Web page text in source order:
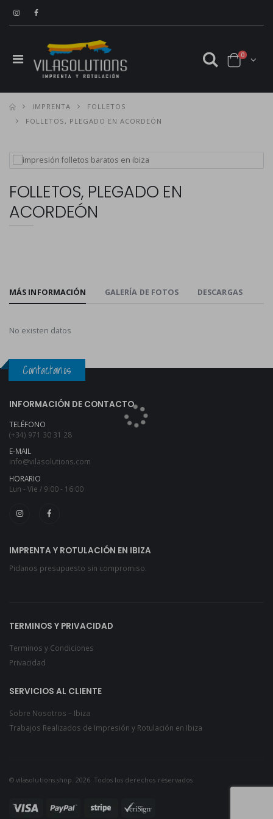
0
IMPRENTA
FOLLETOS
FOLLETOS, PLEGADO EN ACORDEÓN
FOLLETOS, PLEGADO EN
ACORDEÓN
MÁS INFORMACIÓN GALERÍA DE FOTOS DESCARGAS
No existen datos
Contactanos
INFORMACIÓN DE CONTACTO
TELÉFONO
(+34) 971 30 31 28
E-MAIL
info@vilasolutions.com
HORARIO
Lun - Vie / 9:00 - 16:00
IMPRENTA Y ROTULACIÓN EN IBIZA
Pidanos presupuesto sin compromiso.
TERMINOS Y PRIVACIDAD
Terminos y Condiciones
Privacidad
SERVICIOS AL CLIENTE
Sobre Nosotros – Ibiza
Trabajos Realizados de Impresión y Rotulación en Ibiza
© vilasolutions.shop. 2026. Todos los derechos reservados